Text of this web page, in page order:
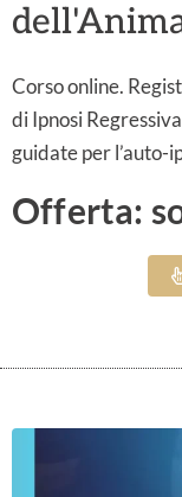
Corso online.
di Ipnosi
guidate per l’auto-
Offerta: